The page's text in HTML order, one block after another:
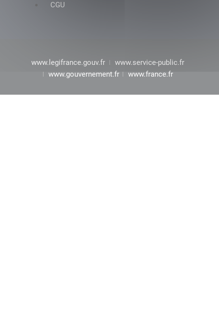
CGU
www.legifrance.gouv.fr
www.service-public.fr
www.gouvernement.fr
www.france.fr